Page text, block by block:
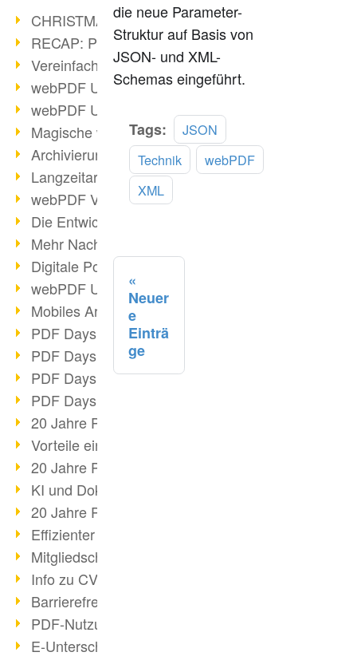
CHRISTMAS 2022 loading
RECAP: PDF Days Europe 2022
Vereinfachung Personalprozesse
webPDF Update 8.0.0.2727
webPDF Update 9.0.0.2732
Magische webPDF Version 9
Archivierung: Aufbewahrungsfristen
Langzeitarchivierung mit PDF/A
webPDF Video - Behind the Scenes
Die Entwicklung von PDF/X
Mehr Nachhaltigkeit durch PDF
Digitale Post als PDF/A
webPDF Update 8.0.0.2531
Mobiles Arbeiten mit PDF
PDF Days 2022 Themenblock 3
PDF Days 2022 Themenblock 2
PDF Days 2022 Themenblock 1
PDF Days Europe 2022
20 Jahre PDF/X (Teil 3)
Vorteile einer PDF-Businesslösung
20 Jahre PDF/X (Teil 2)
KI und Dokumenten-Management
20 Jahre PDF/X (Teil 1)
Effizienter Dokumenten Workflow
Mitgliedschaft PDF Association
Info zu CVE-2022-22965
Barrierefreiheit mehr als Inklusion
PDF-Nutzung durch Pandemie
E-Unterschriften für Verwaltung
die neue Parameter-
Struktur auf Basis von
JSON- und XML-
Schemas eingeführt.
Tags:
JSON
Technik
webPDF
XML
Neuer
e
Einträ
ge